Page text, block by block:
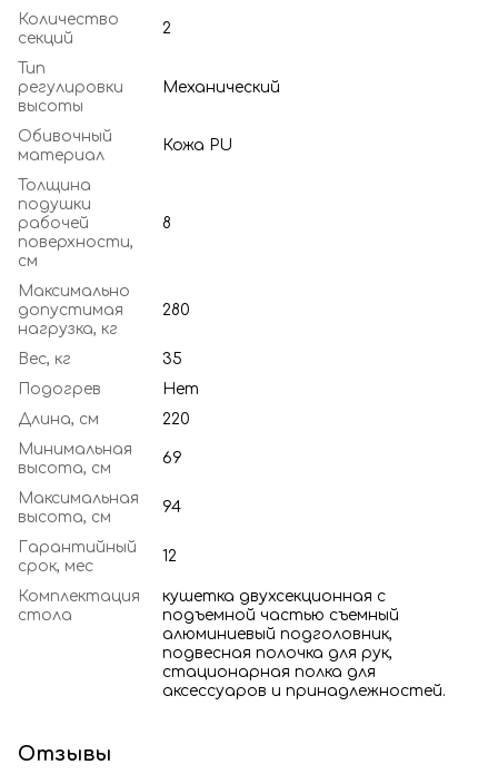
Количество
секций
2
Тип
регулировки
высоты
Механический
Обивочный
материал
Кожа PU
Толщина
подушки
рабочей
поверхности,
см
8
Максимально
допустимая
нагрузка, кг
280
Вес, кг
35
Подогрев
Нет
Длина, см
220
Минимальная
высота, см
69
Максимальная
высота, см
94
Гарантийный
срок, мес
12
Комплектация
стола
кушетка двухсекционная с
подъемной частью съемный
алюминиевый подголовник,
подвесная полочка для рук,
стационарная полка для
аксессуаров и принадлежностей.
Отзывы